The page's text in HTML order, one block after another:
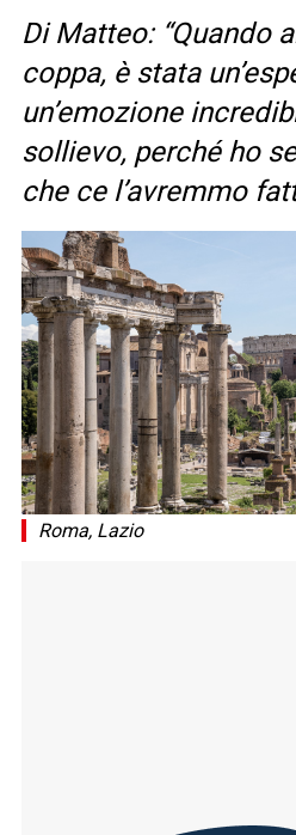
Di Matteo: “Quando
coppa, è stata
un’emozione
sollievo, perché ho
che ce l’avremmo
Roma, Lazio